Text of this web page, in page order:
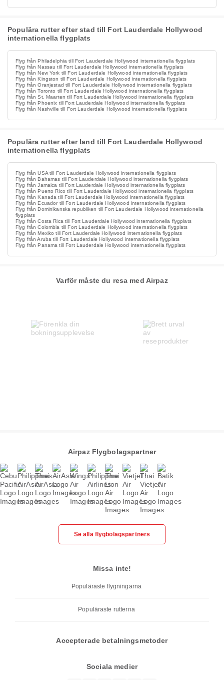
Populära rutter efter stad till Fort Lauderdale Hollywood
internationella flygplats
Flyg från Philadelphia till Fort Lauderdale Hollywood internationella flygplats
Flyg från Nassau till Fort Lauderdale Hollywood internationella flygplats
Flyg från New York till Fort Lauderdale Hollywood internationella flygplats
Flyg från Kingston till Fort Lauderdale Hollywood internationella flygplats
Flyg från Oranjestad till Fort Lauderdale Hollywood internationella flygplats
Flyg från Toronto till Fort Lauderdale Hollywood internationella flygplats
Flyg från St. Maarten till Fort Lauderdale Hollywood internationella flygplats
Flyg från Phoenix till Fort Lauderdale Hollywood internationella flygplats
Flyg från Nashville till Fort Lauderdale Hollywood internationella flygplats
Populära rutter efter land till Fort Lauderdale Hollywood
internationella flygplats
Flyg från USA till Fort Lauderdale Hollywood internationella flygplats
Flyg från Bahamas till Fort Lauderdale Hollywood internationella flygplats
Flyg från Jamaica till Fort Lauderdale Hollywood internationella flygplats
Flyg från Puerto Rico till Fort Lauderdale Hollywood internationella flygplats
Flyg från Kanada till Fort Lauderdale Hollywood internationella flygplats
Flyg från Ecuador till Fort Lauderdale Hollywood internationella flygplats
Flyg från Dominikanska republiken till Fort Lauderdale Hollywood internationella
flygplats
Flyg från Costa Rica till Fort Lauderdale Hollywood internationella flygplats
Flyg från Colombia till Fort Lauderdale Hollywood internationella flygplats
Flyg från Mexiko till Fort Lauderdale Hollywood internationella flygplats
Flyg från Aruba till Fort Lauderdale Hollywood internationella flygplats
Flyg från Panama till Fort Lauderdale Hollywood internationella flygplats
Varför måste du resa med Airpaz
Airpaz Flygbolagspartner
Se alla flygbolagspartners
Missa inte!
Populäraste flygningarna
Populäraste rutterna
Accepterade betalningsmetoder
Sociala medier